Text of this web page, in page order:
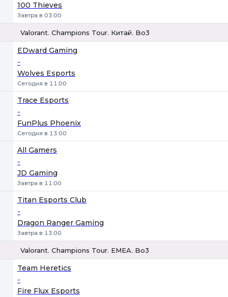
100 Thieves
Завтра в 03:00
Valorant. Champions Tour. Китай. Bo3
EDward Gaming
-
Wolves Esports
Сегодня в 11:00
Trace Esports
-
FunPlus Phoenix
Сегодня в 13:00
All Gamers
-
JD Gaming
Завтра в 11:00
Titan Esports Club
-
Dragon Ranger Gaming
Завтра в 13:00
Valorant. Champions Tour. EMEA. Bo3
Team Heretics
-
Fire Flux Esports